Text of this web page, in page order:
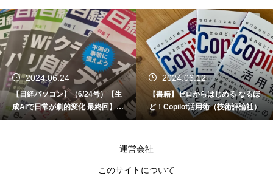
2024.06.24
【日経パソコン】（6/24号）【生
成AIで日常が劇的変化 最終回】 A
I時代のアプリケーション／サービ
2024.06.12
【書籍】ゼロからはじめる なるほ
ど！Copilot活用術（技術評論社）
運営会社
このサイトについて